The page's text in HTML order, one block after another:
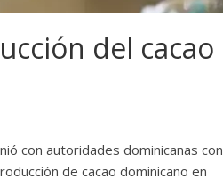
del cacao
con autoridades dominicanas con
de cacao dominicano en